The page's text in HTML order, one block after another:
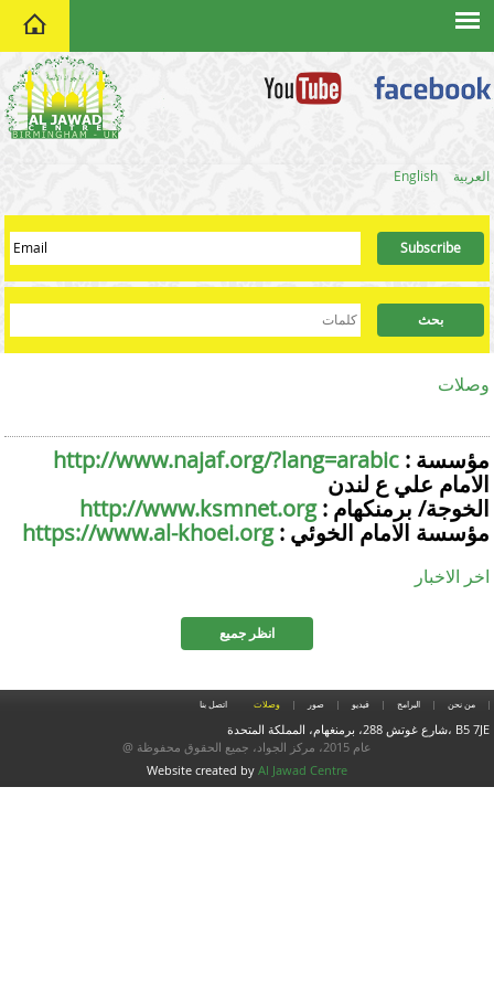
English العربية
وصلات
http://www.najaf.org/?lang=arabic: مؤسسة
الامام علي ع لندن
http://www.ksmnet.org
: الخوجة/ برمنكهام
https://www.al-khoei.org
: مؤسسة الامام الخوئي
اخر الاخبار
انظر جميع
من نحن البرامج فيديو صور وصلات اتصل بنا
شارع غوتش 288، برمنغهام، المملكة المتحدة، B5 7JE
@ عام 2015، مركز الجواد، جميع الحقوق محفوظة
Website created by Al Jawad Centre